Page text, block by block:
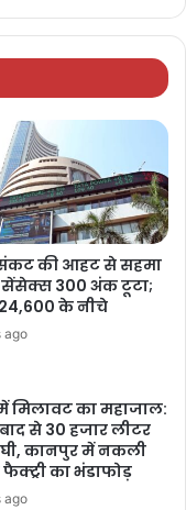
संकट की आहट से सहमा
सेंसेक्स 300 अंक टूटा;
के नीचे
ago
मिलावट का महाजाल:
से 30 हजार लीटर
कानपुर में नकली
का भंडाफोड़
ago